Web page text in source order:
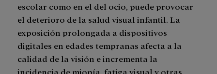
escolar como en el del ocio, puede provocar
el deterioro de la salud visual infantil. La
exposición prolongada a dispositivos
digitales en edades tempranas afecta a la
calidad de la visión e incrementa la
incidencia de miopía, fatiga visual y otras